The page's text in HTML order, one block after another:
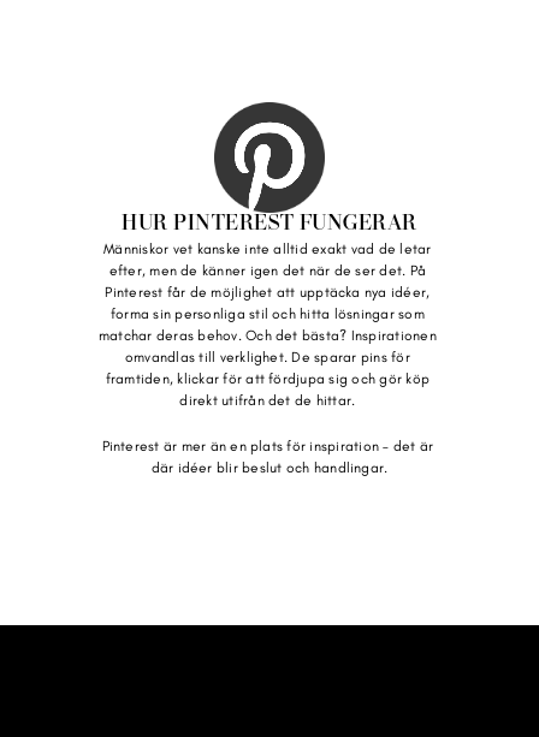
HUR PINTEREST FUNGERAR
Människor vet kanske inte alltid exakt vad de letar
efter, men de känner igen det när de ser det. På
Pinterest får de möjlighet att upptäcka nya idéer,
forma sin personliga stil och hitta lösningar som
matchar deras behov. Och det bästa? Inspirationen
omvandlas till verklighet. De sparar pins för
framtiden, klickar för att fördjupa sig och gör köp
direkt utifrån det de hittar.
Pinterest är mer än en plats för inspiration – det är
där idéer blir beslut och handlingar.